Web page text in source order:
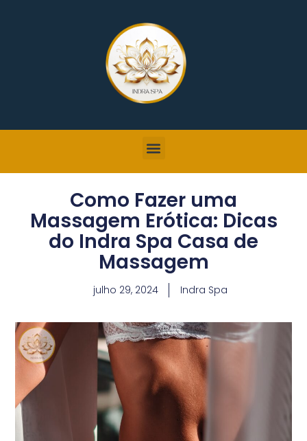
Como Fazer uma
Massagem Erótica: Dicas
do Indra Spa Casa de
Massagem
julho 29, 2024 Indra Spa